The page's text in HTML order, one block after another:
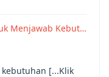
Menjawab Kebut…
[...Klik